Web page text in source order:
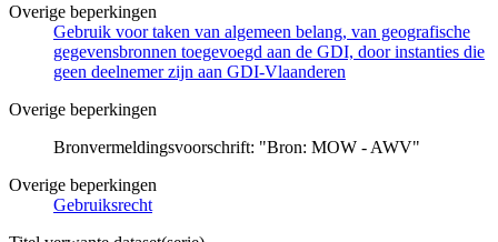
Overige beperkingen
Gebruik voor taken van algemeen belang, van geografische
gegevensbronnen toegevoegd aan de GDI, door instanties die
geen deelnemer zijn aan GDI-Vlaanderen
Overige beperkingen
Bronvermeldingsvoorschrift: "Bron: MOW - AWV"
Overige beperkingen
Gebruiksrecht